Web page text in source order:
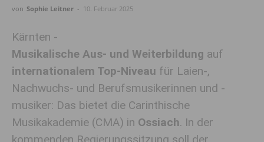
von Sophie Leitner - 10. Februar 2025
Kärnten -
Musikalische Aus- und Weiterbildung auf
internationalem Top-Niveau für Laien-,
Nachwuchs- und Berufsmusikerinnen und -
musiker: Das bietet die Carinthische
Musikakademie (CMA) in Ossiach. In der